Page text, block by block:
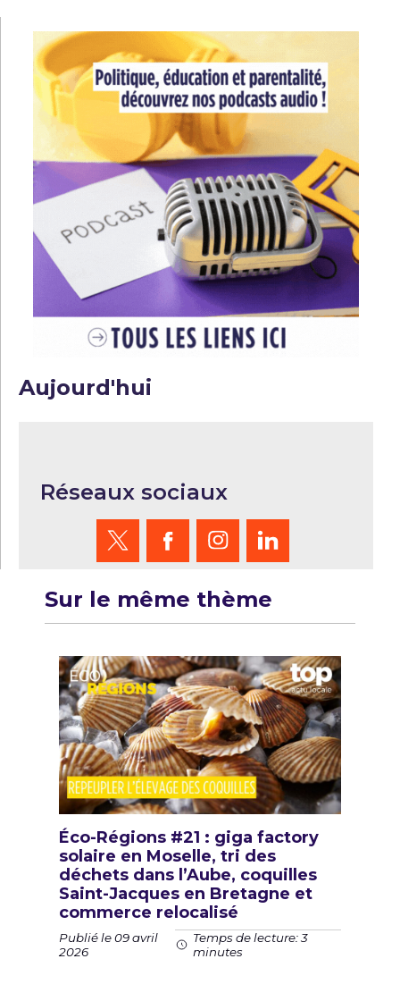
Aujourd'hui
Réseaux sociaux
Sur le même thème
Éco-Régions #21 : giga factory
solaire en Moselle, tri des
déchets dans l’Aube, coquilles
Saint-Jacques en Bretagne et
commerce relocalisé
Publié le 09 avril
2026
Temps de lecture: 3
minutes